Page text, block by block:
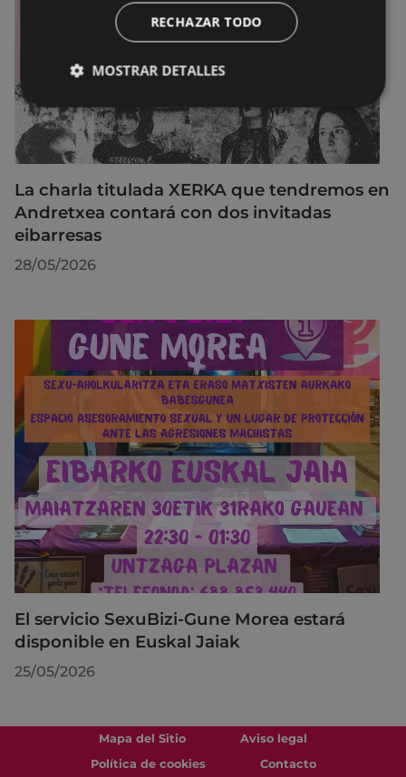
La charla titulada XERKA que tendremos en
Andretxea contará con dos invitadas
eibarresas
28/05/2026
El servicio SexuBizi-Gune Morea estará
disponible en Euskal Jaiak
25/05/2026
Mapa del Sitio
Aviso legal
Política de cookies
Contacto
RECHAZAR TODO
MOSTRAR DETALLES